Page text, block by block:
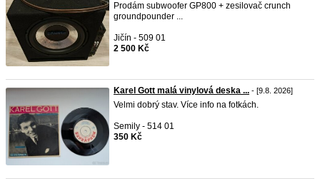
Prodám subwoofer GP800 + zesilovač crunch
groundpounder ...
Jičín - 509 01
2 500 Kč
Karel Gott malá vinylová deska ... - [9.8. 2026]
Velmi dobrý stav. Více info na fotkách.
Semily - 514 01
350 Kč